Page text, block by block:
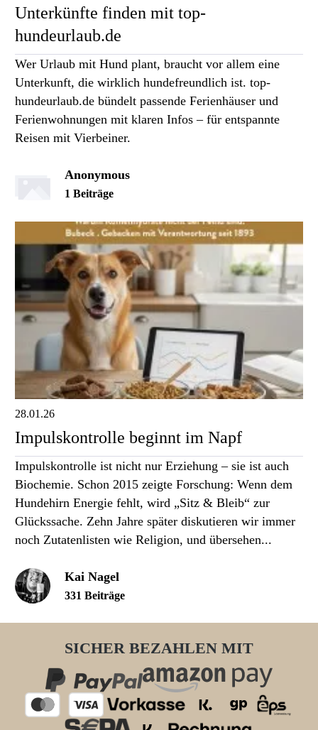
Unterkünfte finden mit top-
hundeurlaub.de
Wer Urlaub mit Hund plant, braucht vor allem eine
Unterkunft, die wirklich hundefreundlich ist. top-
hundeurlaub.de bündelt passende Ferienhäuser und
Ferienwohnungen mit klaren Infos – für entspannte
Reisen mit Vierbeiner.
Anonymous
1 Beiträge
28.01.26
Impulskontrolle beginnt im Napf
Impulskontrolle ist nicht nur Erziehung – sie ist auch
Biochemie. Schon 2015 zeigte Forschung: Wenn dem
Hundehirn Energie fehlt, wird „Sitz & Bleib“ zur
Glückssache. Zehn Jahre später diskutieren wir immer
noch Zutatenlisten wie Religion, und übersehen...
Kai Nagel
331 Beiträge
SICHER BEZAHLEN MIT